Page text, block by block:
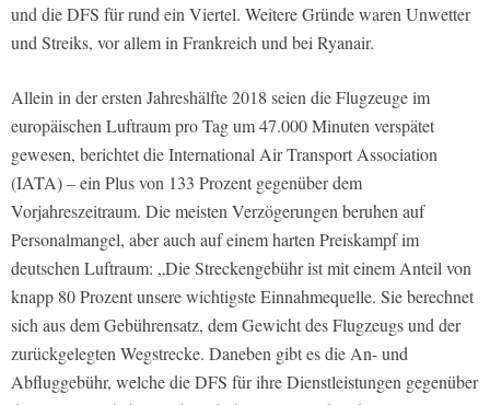
und die DFS für rund ein Viertel. Weitere Gründe waren Unwetter
und Streiks, vor allem in Frankreich und bei Ryanair.
Allein in der ersten Jahreshälfte 2018 seien die Flugzeuge im
europäischen Luftraum pro Tag um 47.000 Minuten verspätet
gewesen, berichtet die International Air Transport Association
(IATA) – ein Plus von 133 Prozent gegenüber dem
Vorjahreszeitraum. Die meisten Verzögerungen beruhen auf
Personalmangel, aber auch auf einem harten Preiskampf im
deutschen Luftraum: „Die Streckengebühr ist mit einem Anteil von
knapp 80 Prozent unsere wichtigste Einnahmequelle. Sie berechnet
sich aus dem Gebührensatz, dem Gewicht des Flugzeugs und der
zurückgelegten Wegstrecke. Daneben gibt es die An- und
Abfluggebühr, welche die DFS für ihre Dienstleistungen gegenüber